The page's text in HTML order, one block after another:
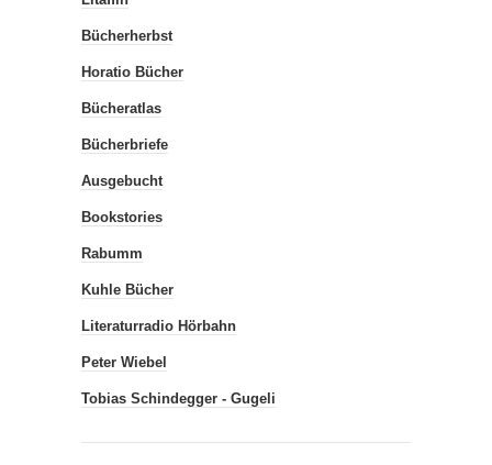
Bücherherbst
Horatio Bücher
Bücheratlas
Bücherbriefe
Ausgebucht
Bookstories
Rabumm
Kuhle Bücher
Literaturradio Hörbahn
Peter Wiebel
Tobias Schindegger - Gugeli